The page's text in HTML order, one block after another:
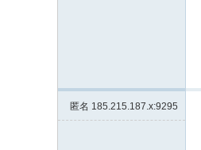
匿名 185.215.187.x:9295